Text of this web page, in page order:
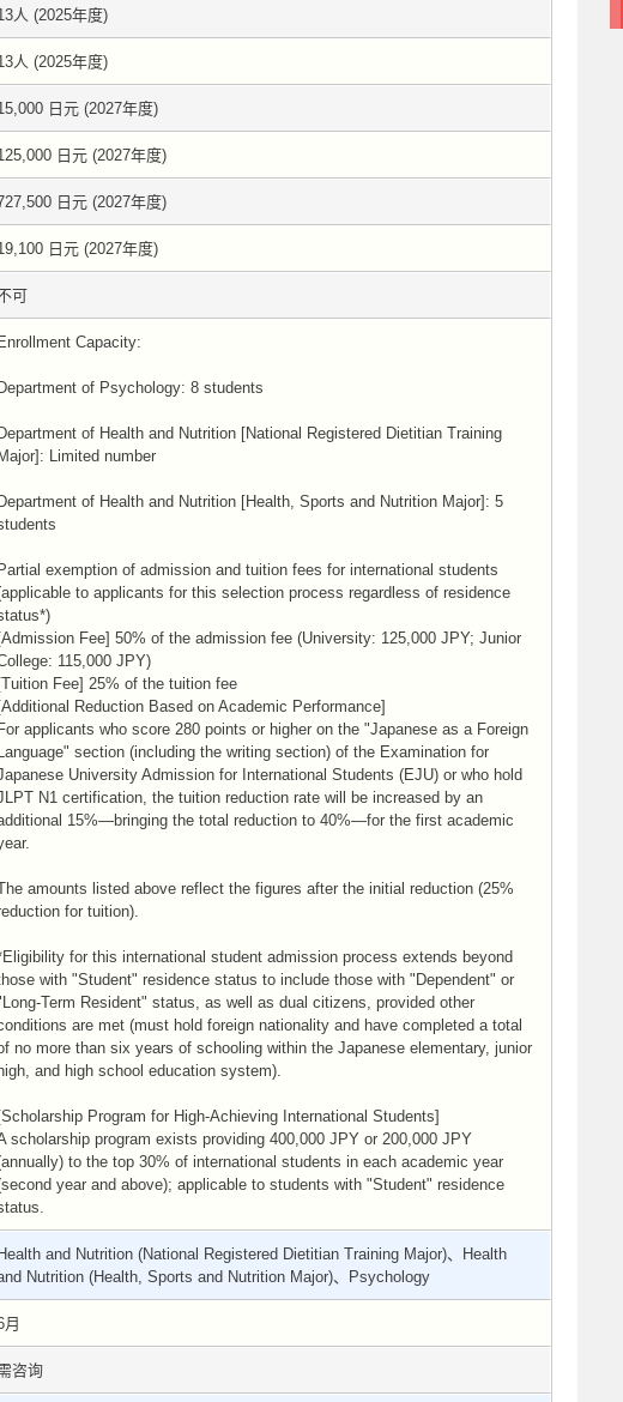
人 (2025年度)
人 (2025年度)
日元 (2027年度)
日元 (2027年度)
日元 (2027年度)
日元 (2027年度)
可
Capacity:
of Psychology: 8 students
of Health and Nutrition [National Registered Dietitian Training
Limited number
of Health and Nutrition [Health, Sports and Nutrition Major]: 5
exemption of admission and tuition fees for international students
to applicants for this selection process regardless of residence
Fee] 50% of the admission fee (University: 125,000 JPY; Junior
115,000 JPY)
Fee] 25% of the tuition fee
Reduction Based on Academic Performance]
applicants who score 280 points or higher on the "Japanese as a Foreign
section (including the writing section) of the Examination for
University Admission for International Students (EJU) or who hold
N1 certification, the tuition reduction rate will be increased by an
15%—bringing the total reduction to 40%—for the first academic
amounts listed above reflect the figures after the initial reduction (25%
for tuition).
for this international student admission process extends beyond
with "Student" residence status to include those with "Dependent" or
Term Resident" status, as well as dual citizens, provided other
are met (must hold foreign nationality and have completed a total
no more than six years of schooling within the Japanese elementary, junior
and high school education system).
Program for High-Achieving International Students]
scholarship program exists providing 400,000 JPY or 200,000 JPY
to the top 30% of international students in each academic year
year and above); applicable to students with "Student" residence
and Nutrition (National Registered Dietitian Training Major)、Health
Nutrition (Health, Sports and Nutrition Major)、Psychology
月
咨询